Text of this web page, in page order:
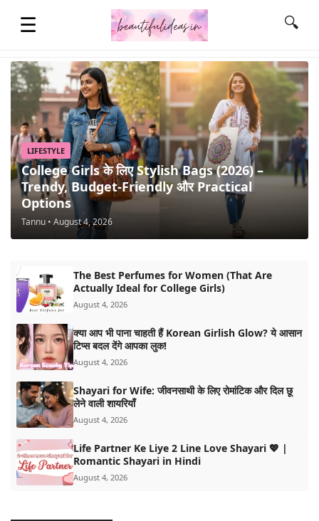
☰
HOME
QUOTES
LIFESTYLE
FASHION & STYLE
CONTACT NAME IDEAS
MORE
🔍
LIFESTYLE
College Girls के लिए Stylish Bags (2026) –
Trendy, Budget-Friendly और Practical
Options
Tannu • August 4, 2026
The Best Perfumes for Women (That Are
Actually Ideal for College Girls)
August 4, 2026
क्या आप भी पाना चाहती हैं Korean Girlish Glow? ये आसान
टिप्स बदल देंगे आपका लुक!
August 4, 2026
Shayari for Wife: जीवनसाथी के लिए रोमांटिक और दिल छू
लेने वाली शायरियाँ
August 4, 2026
Life Partner Ke Liye 2 Line Love Shayari 💖 |
Romantic Shayari in Hindi
August 4, 2026